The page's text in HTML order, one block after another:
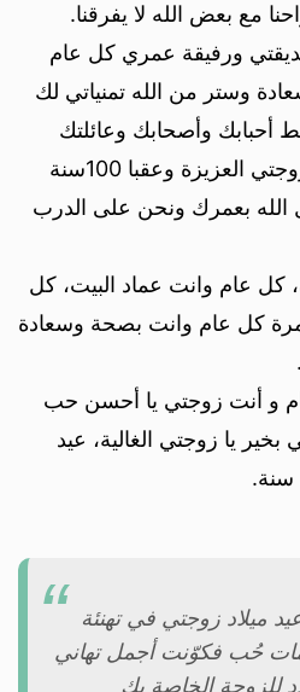
مع بعض الله لا يفرقنا.
ورفيقة عمري كل عام
وستر من الله تمنياتي لك
أحبابك وأصحابك وعائلتك
كل سنة وانتي طيبة يا زوجتي العزيزة وعقبا 100سنة
الله بعمرك ونحن على الدرب
كل عام وانت عماد البيت، كل
كل عام وانت بصحة وسعادة
و أنت زوجتي يا أحسن حب
يا زوجتي الغالية، عيد
سنة.
ميلاد زوجتي في تهنئة
حُب فكوّنت أجمل تهاني
للزوجة الخاصة بك